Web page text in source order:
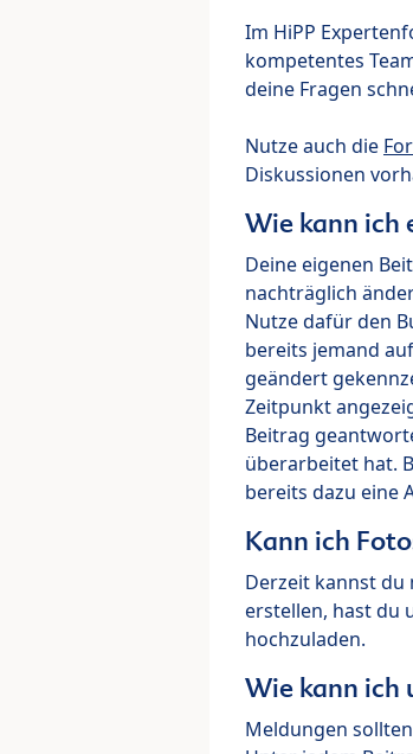
Im HiPP
kompetentes
deine Fragen
Nutze auch die
Diskussionen
Wie kann ich
Deine eigenen
nachträglich
Nutze dafür den
bereits jemand
geändert
Zeitpunkt
Beitrag
überarbeitet hat.
bereits dazu eine
Kann ich
Derzeit kannst du
erstellen, hast du
hochzuladen.
Wie kann ich
Meldungen